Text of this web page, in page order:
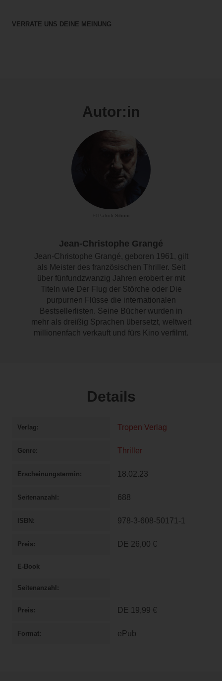
VERRATE UNS DEINE MEINUNG
Autor:in
© Patrick Siboni
Jean-Christophe Grangé
Jean-Christophe Grangé, geboren 1961, gilt
als Meister des französischen Thriller. Seit
über fünfundzwanzig Jahren erobert er mit
Titeln wie Der Flug der Störche oder Die
purpurnen Flüsse die internationalen
Bestsellerlisten. Seine Bücher wurden in
mehr als dreißig Sprachen übersetzt, weltweit
millionenfach verkauft und fürs Kino verfilmt.
Details
Verlag Tropen Verlag
Genre Thriller
Erscheinungstermin 18.02.23
Seitenanzahl 688
ISBN 978-3-608-50171-1
Preis DE 26,00 €
E-Book
Seitenanzahl
Preis DE 19,99 €
Format ePub